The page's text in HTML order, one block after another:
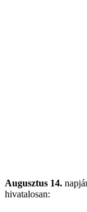
Augusztus 14.
hivatalosan: